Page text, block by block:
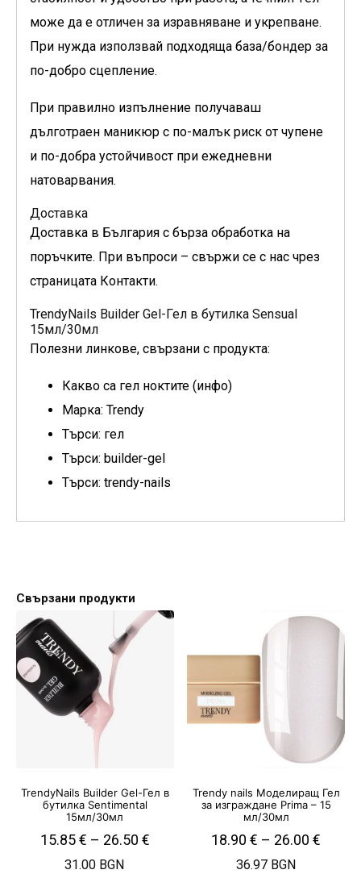
може да е отличен за изравняване и укрепване.
При нужда използвай подходяща база/бондер за
по-добро сцепление.
При правилно изпълнение получаваш
дълготраен маникюр с по-малък риск от чупене
и по-добра устойчивост при ежедневни
натоварвания.
Доставка
Доставка в България с бърза обработка на
поръчките. При въпроси – свържи се с нас чрез
страницата Контакти.
TrendyNails Builder Gel-Гел в бутилка Sensual
15мл/30мл
Полезни линкове, свързани с продукта:
Какво са гел ноктите (инфо)
Марка: Trendy
Търси: гел
Търси: builder-gel
Търси: trendy-nails
Свързани продукти
TrendyNails Builder Gel-Гел в
бутилка Sentimental
15мл/30мл
15.85€ – 26.50 €
31.00 BGN
Trendy nails Моделиращ Гел
за изграждане Prima – 15
мл/30мл
18.90€ – 26.00€
36.97 BGN